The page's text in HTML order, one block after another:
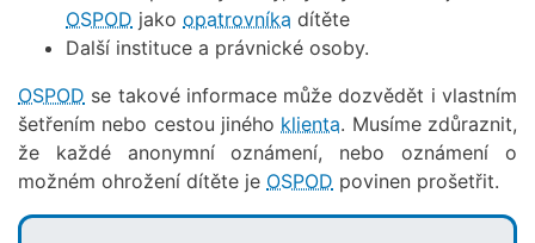
OSPOD jako opatrovníka dítěte
Další instituce a právnické osoby.
OSPOD se takové informace může dozvědět i vlastním
šetřením nebo cestou jiného klienta. Musíme zdůraznit,
že každé anonymní oznámení, nebo oznámení o
možném ohrožení dítěte je OSPOD povinen prošetřit.